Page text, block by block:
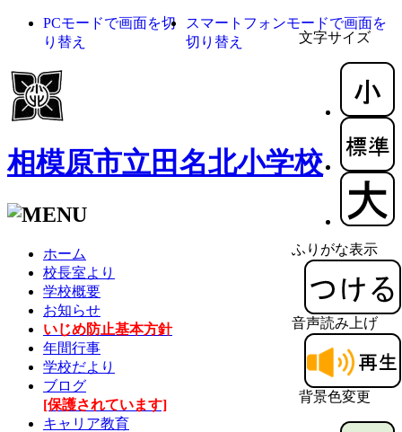
文字サイズ
ふりがな表示
音声読み上げ
背景色変更
PCモードで画面を切
り替え
スマートフォンモードで画面を
切り替え
相模原市立田名北小学校
ホーム
校長室より
学校概要
お知らせ
いじめ防止基本方針
年間行事
学校だより
ブログ
[保護されています]
キャリア教育